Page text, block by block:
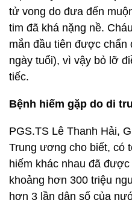
tử vong do đưa đến
tim đã khá nặng nề.
mắn đầu tiên được
ngày tuổi), vì vậy bỏ lỡ
tiếc.
Bệnh hiếm gặp do di
PGS.TS Lê Thanh Hải,
Trung ương cho biết, có
hiếm khác nhau đã
khoảng hơn 300 triệu
hơn 3 lần dân số của